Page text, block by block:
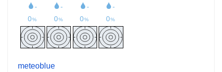
meteoblue